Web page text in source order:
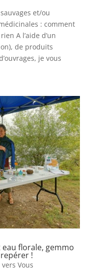
et/ou
: comment
A l’aide d’un
de produits
je vous
florale, gemmo
!
Vous